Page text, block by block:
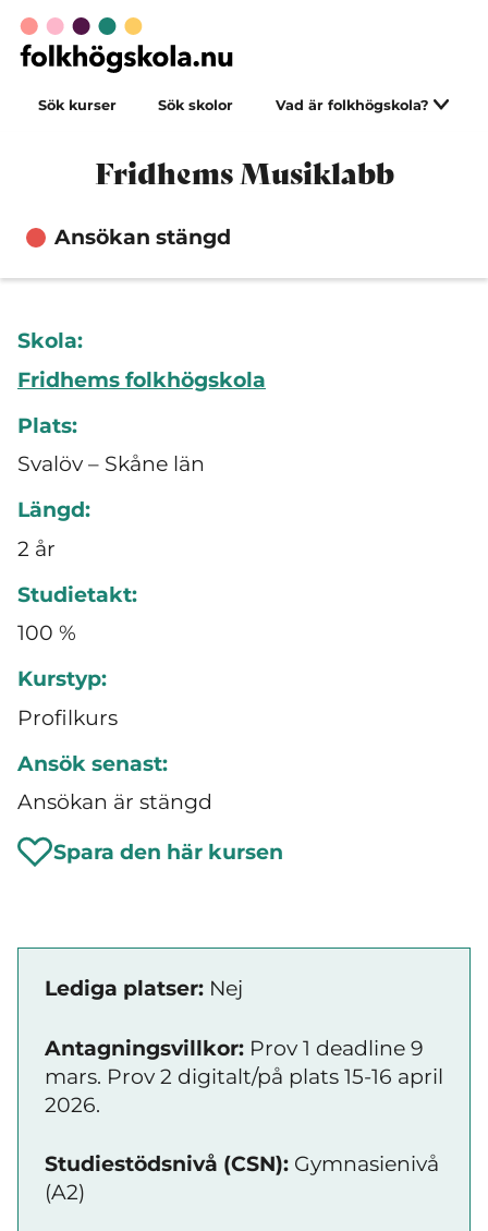
Sök kurser Sök skolor Vad är folkhögskola?
Fridhems Musiklabb
Ansökan stängd
Skola:
Fridhems folkhögskola
Plats:
Svalöv – Skåne län
Längd:
2 år
Studietakt:
100 %
Kurstyp:
Profilkurs
Ansök senast:
Ansökan är stängd
Spara den här kursen
Lediga platser: Nej
Antagningsvillkor: Prov 1 deadline 9
mars. Prov 2 digitalt/på plats 15-16 april
2026.
Studiestödsnivå (CSN): Gymnasienivå
(A2)